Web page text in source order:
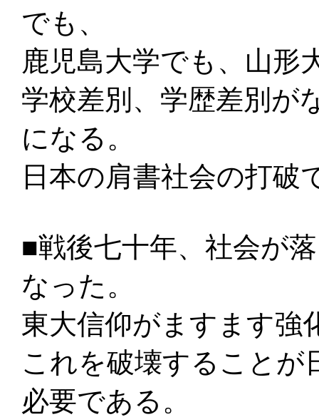
でも、
鹿児島大学でも、山形
学校差別、学歴差別が
になる。
日本の肩書社会の打破
■戦後七十年、社会が
なった。
東大信仰がますます強
これを破壊することが
必要である。